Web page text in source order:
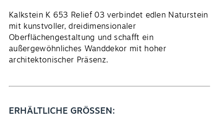
Kalkstein K 653 Relief 03 verbindet edlen Naturstein
mit kunstvoller, dreidimensionaler
Oberflächengestaltung und schafft ein
außergewöhnliches Wanddekor mit hoher
architektonischer Präsenz.
ERHÄLTLICHE GRÖSSEN: